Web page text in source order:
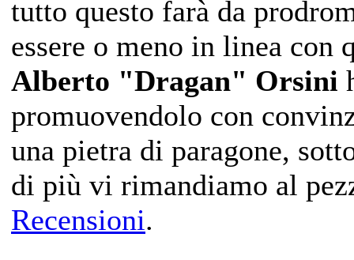
tutto questo farà da
essere o meno in linea
Alberto "Dragan" Orsini
promuovendolo con
una pietra di paragone,
di più vi rimandiamo al
Recensioni.